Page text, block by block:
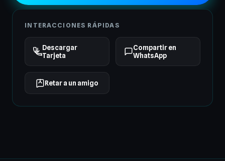
INTERACCIONES RÁPIDAS
Descargar
Tarjeta
Compartir en
WhatsApp
Retar a un amigo